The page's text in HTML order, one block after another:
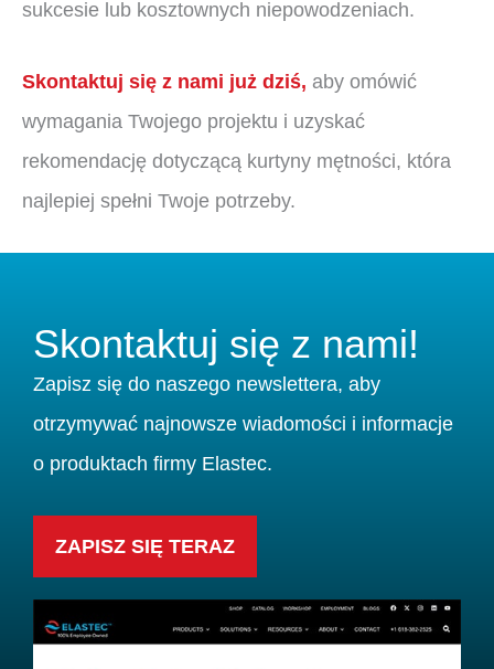
sukcesie lub kosztownych niepowodzeniach.
Skontaktuj się z nami już dziś, aby omówić
wymagania Twojego projektu i uzyskać
rekomendację dotyczącą kurtyny mętności, która
najlepiej spełni Twoje potrzeby.
Skontaktuj się z nami!
Zapisz się do naszego newslettera, aby
otrzymywać najnowsze wiadomości i informacje
o produktach firmy Elastec.
ZAPISZ SIĘ TERAZ